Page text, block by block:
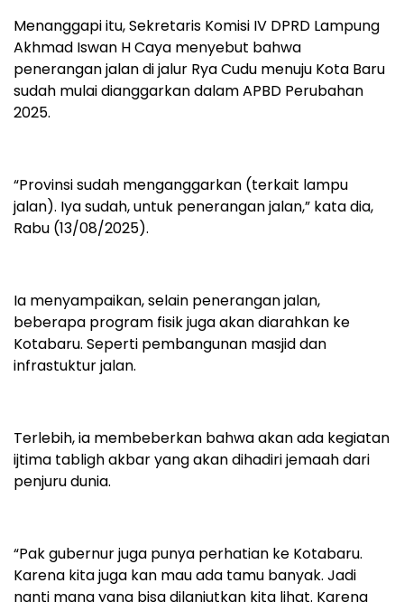
Menanggapi itu, Sekretaris Komisi IV DPRD Lampung
Akhmad Iswan H Caya menyebut bahwa
penerangan jalan di jalur Rya Cudu menuju Kota Baru
sudah mulai dianggarkan dalam APBD Perubahan
2025.
“Provinsi sudah menganggarkan (terkait lampu
jalan). Iya sudah, untuk penerangan jalan,” kata dia,
Rabu (13/08/2025).
Ia menyampaikan, selain penerangan jalan,
beberapa program fisik juga akan diarahkan ke
Kotabaru. Seperti pembangunan masjid dan
infrastuktur jalan.
Terlebih, ia membeberkan bahwa akan ada kegiatan
ijtima tabligh akbar yang akan dihadiri jemaah dari
penjuru dunia.
“Pak gubernur juga punya perhatian ke Kotabaru.
Karena kita juga kan mau ada tamu banyak. Jadi
nanti mana yang bisa dilanjutkan kita lihat. Karena